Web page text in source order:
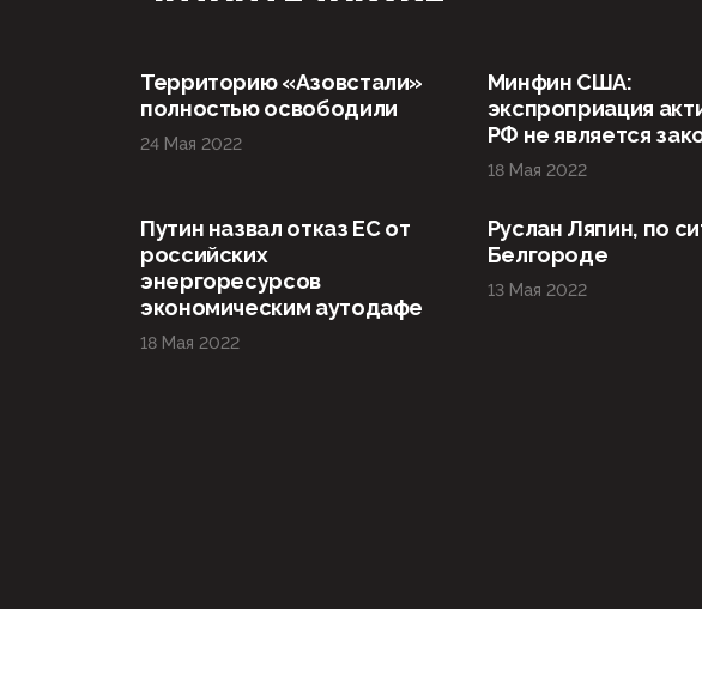
Территорию «Азовстали»
полностью освободили
24 Мая 2022
Минфин США:
экспроприация
РФ не является
18 Мая 2022
Путин назвал отказ ЕС от
российских
энергоресурсов
экономическим аутодафе
18 Мая 2022
Руслан Ляпин, по
Белгороде
13 Мая 2022